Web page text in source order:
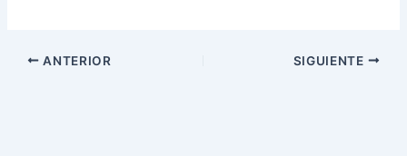
ANTERIOR SIGUIENTE